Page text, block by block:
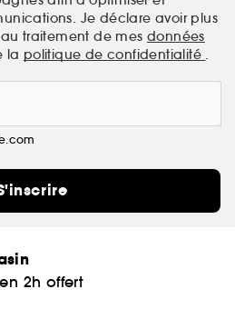
Je déclare avoir plus
traitement de mes données
la politique de confidentialité .
2h offert